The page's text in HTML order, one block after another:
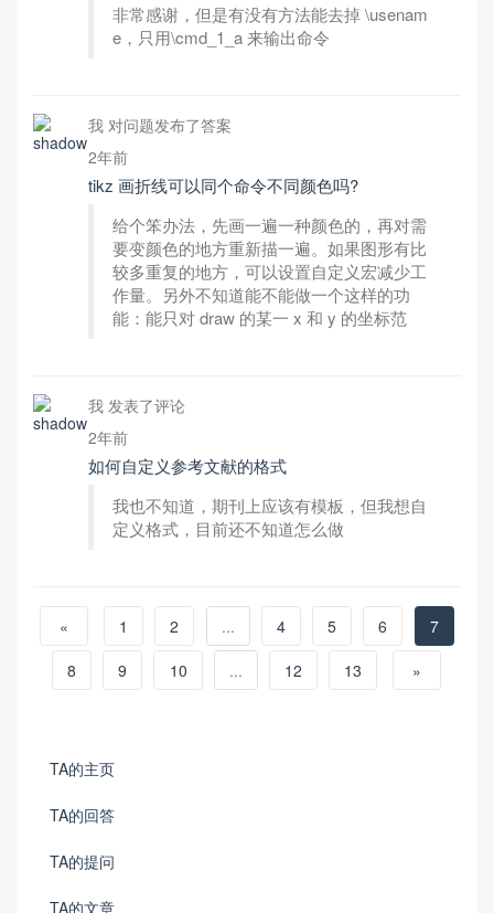
非常感谢，但是有没有方法能去掉 \usenam
e，只用\cmd_1_a 来输出命令
我 对问题发布了答案
2年前
tikz 画折线可以同个命令不同颜色吗?
给个笨办法，先画一遍一种颜色的，再对需
要变颜色的地方重新描一遍。如果图形有比
较多重复的地方，可以设置自定义宏减少工
作量。另外不知道能不能做一个这样的功
能：能只对 draw 的某一 x 和 y 的坐标范
我 发表了评论
2年前
如何自定义参考文献的格式
我也不知道，期刊上应该有模板，但我想自
定义格式，目前还不知道怎么做
« 1 2 ... 4 5 6
7
8
9 10 ... 12 13 »
TA的主页
TA的回答
TA的提问
TA的文章